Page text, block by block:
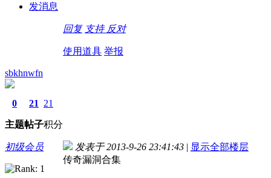
发消息
回复 支持 反对
使用道具 举报
sbkhnwfn
0
主题
21
帖子
21
积分
初级会员 发表于 2013-9-26 23:41:43 | 显示全部楼层
传奇漏洞合集